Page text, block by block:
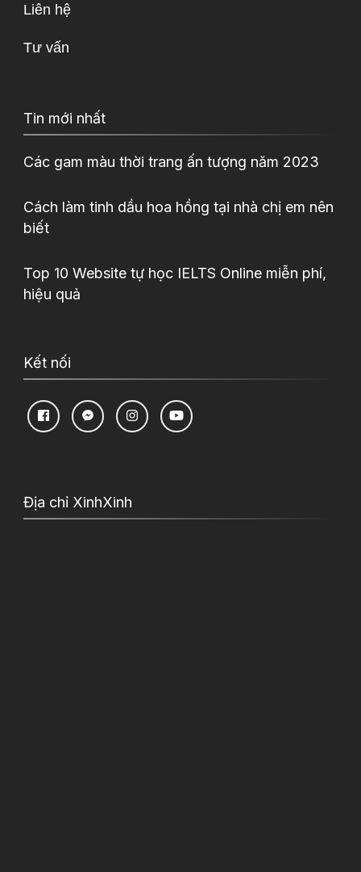
Liên hệ
Tư vấn
Tin mới nhất
Các gam màu thời trang ấn tượng năm 2023
Cách làm tinh dầu hoa hồng tại nhà chị em nên
biết
Top 10 Website tự học IELTS Online miễn phí,
hiệu quả
Kết nối
Địa chỉ XinhXinh